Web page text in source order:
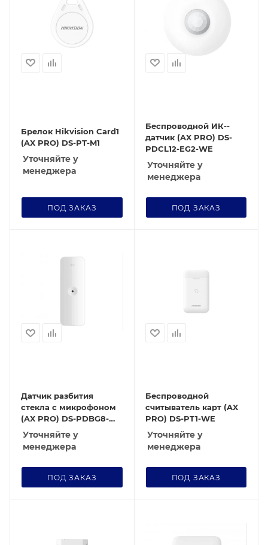
Брелок Hikvision Card1
(AX PRO) DS-PT-M1
Уточняйте у
менеджера
ПОД ЗАКАЗ
Беспроводной ИК--
датчик (AX PRO) DS-
PDCL12-EG2-WE
Уточняйте у
менеджера
ПОД ЗАКАЗ
Датчик разбития
стекла с микрофоном
(AX PRO) DS-PDBG8-
EG2-WE
Уточняйте у
менеджера
ПОД ЗАКАЗ
Беспроводной
считыватель карт (AX
PRO) DS-PT1-WE
Уточняйте у
менеджера
ПОД ЗАКАЗ